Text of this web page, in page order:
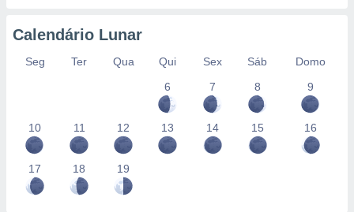
Calendário Lunar
Seg Ter Qua Qui Sex Sáb
Domo
6
7 8 9
10 11 12 13 14 15 16
17 18 19